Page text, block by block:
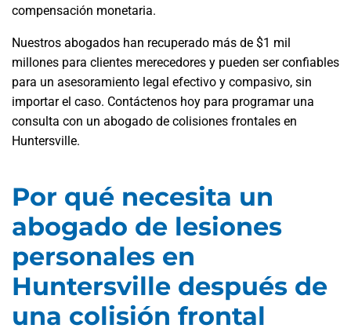
compensación monetaria.
Nuestros abogados han recuperado más de $1 mil
millones para clientes merecedores y pueden ser confiables
para un asesoramiento legal efectivo y compasivo, sin
importar el caso. Contáctenos hoy para programar una
consulta con un abogado de colisiones frontales en
Huntersville.
Por qué necesita un
abogado de lesiones
personales en
Huntersville después de
una colisión frontal